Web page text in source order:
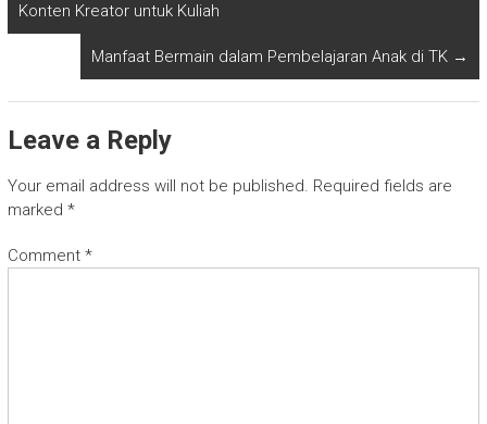
Konten Kreator untuk Kuliah
Manfaat Bermain dalam Pembelajaran Anak di TK →
Leave a Reply
Your email address will not be published. Required fields are
marked *
Comment *